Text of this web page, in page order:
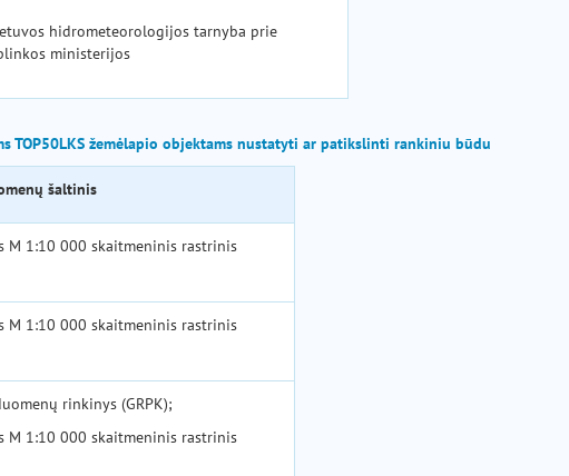
hidrometeorologijos tarnyba prie
ministerijos
žemėlapio objektams nustatyti ar patikslinti rankiniu būdu
šaltinis
M 1:10 000 skaitmeninis rastrinis
M 1:10 000 skaitmeninis rastrinis
rinkinys (GRPK);
M 1:10 000 skaitmeninis rastrinis